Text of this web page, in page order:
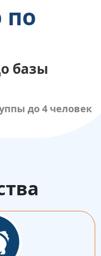
по
базы
до 4 человек